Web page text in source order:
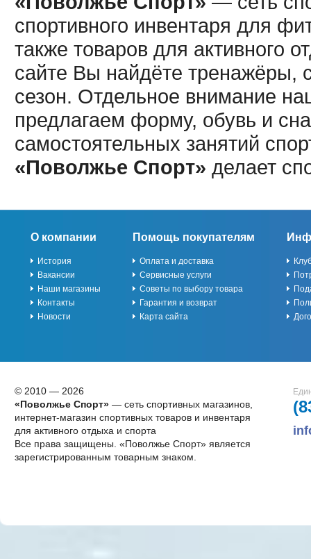
спортивного инвентаря для
также товаров для активного
сайте Вы найдёте тренажёры,
сезон. Отдельное внимание
предлагаем форму, обувь и
самостоятельных занятий
«Поволжье Спорт» делает
О компании
История
Вакансии
Наши магазины
Контакты
Новости
Помощь покупателям
Оплата и доставка
Сервисные услуги
Советы по выбору товара
Гарантия и возврат
Карта сайта
© 2010 — 2026
«Поволжье Спорт»— сеть спортивных магазинов,
интернет-магазин спортивных товаров и инвентаря
для активного отдыха и спорта
Все права защищены. «Поволжье Спорт» является
зарегистрированным товарным знаком.